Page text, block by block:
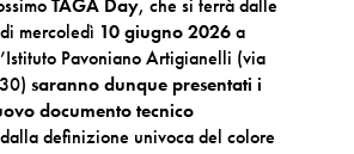
TAGA Day, che si terrà dalle
mercoledì 10 giugno 2026a
Pavoniano Artigianelli (via
saranno dunque presentati i
documento tecnico
definizione univoca del colore